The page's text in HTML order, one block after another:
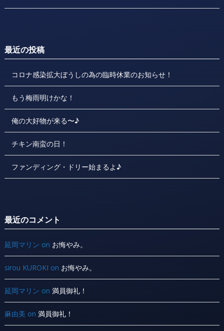
最近の投稿
コロナ感染拡大ぼうしの為の臨時休業のお知らせ！
もう梅雨明けかな！
俺の大好物が来る〜♪
チキン南蛮の日！
ファンディング・ドリー始まるよ♪
最近のコメント
延岡マリン on お悔やみ。
sirou KUROKI on お悔やみ。
延岡マリン on 満員御礼！
麻由美 on 満員御礼！